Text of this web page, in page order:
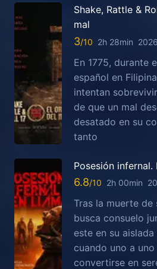
Shake, Rattle &
mal
3 2h 28min 2026
En 1775, durante
español en
intentan
de que un mal
desatado en su
tanto
Posesión infernal.
6.8 2h 00min
Tras la muerte de
busca consuelo
este en su
cuando uno a
convertirse en